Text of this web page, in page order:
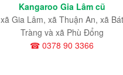
Kangaroo Gia Lâm cũ
xã Gia Lâm, xã Thuận An, xã Bát
Tràng và xã Phù Đổng
☎ 0378 90 3366